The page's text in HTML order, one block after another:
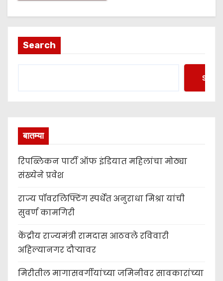
Search
बातम्या
रिपब्लिकन पार्टी ऑफ इंडियात महिलांचा मोठ्या
संख्येने प्रवेश
राज्य पॉवरलिफ्टिंग स्पर्धेत अनुराधा मिश्रा यांची
सुवर्ण कामगिरी
केंद्रीय राज्यमंत्री रामदास आठवले रविवारी
अहिल्यानगर दौऱ्यावर
मिरीतील मागासवर्गीयांच्या जमिनीवर सावकारांच्या